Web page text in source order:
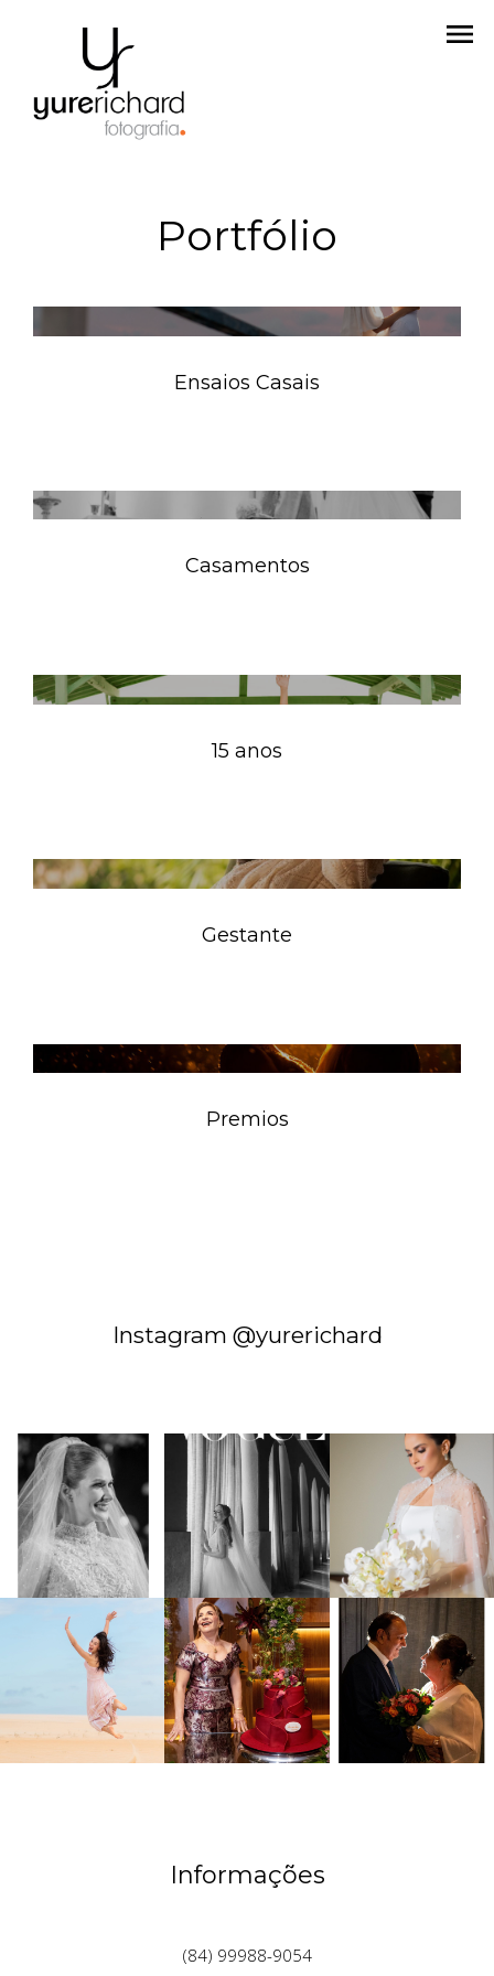
menu
Portfólio
Ensaios Casais
Casamentos
15 anos
Gestante
Premios
Instagram @yurerichard
Informações
(84) 99988-9054